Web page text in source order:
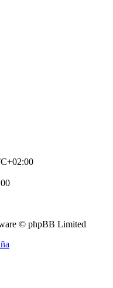
© phpBB Limited